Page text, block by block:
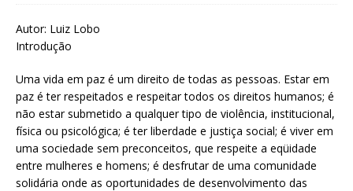
Autor: Luiz Lobo
Introdução
Uma vida em paz é um direito de todas as pessoas. Estar em
paz é ter respeitados e respeitar todos os direitos humanos; é
não estar submetido a qualquer tipo de violência, institucional,
física ou psicológica; é ter liberdade e justiça social; é viver em
uma sociedade sem preconceitos, que respeite a eqüidade
entre mulheres e homens; é desfrutar de uma comunidade
solidária onde as oportunidades de desenvolvimento das